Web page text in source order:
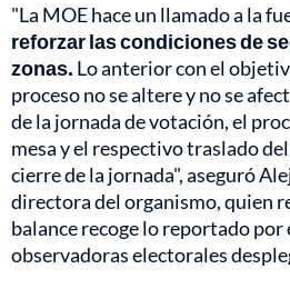
"La MOE hace un llamado a la
reforzar las condiciones de
zonas. Lo anterior con el
proceso no se altere y no se
de la jornada de votación, el
mesa y el respectivo traslado
cierre de la jornada", aseguró
directora del organismo, quien
balance recoge lo reportado por
observadoras electorales